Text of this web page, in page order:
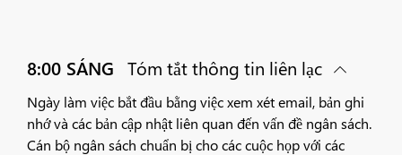
8:00 SÁNG Tóm tắt thông tin liên lạc
Ngày làm việc bắt đầu bằng việc xem xét email, bản ghi
nhớ và các bản cập nhật liên quan đến vấn đề ngân sách.
Cán bộ ngân sách chuẩn bị cho các cuộc họp với các